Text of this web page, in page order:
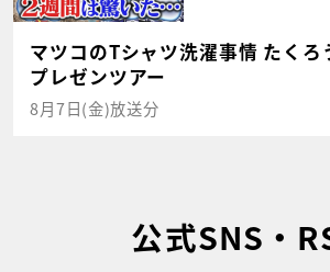
マツコのTシャツ洗濯事情 たくろ
プレゼンツアー
8月7日(金)放送分
公式SNS・